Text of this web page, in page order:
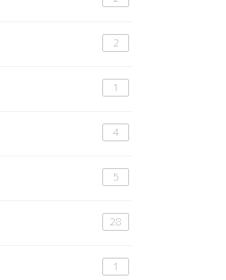
2
1
4
5
28
1